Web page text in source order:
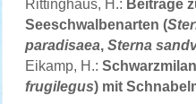
Rittinghaus, H.: Beiträge
Seeschwalbenarten (
paradisaea, Sterna
Eikamp, H.:
frugilegus) mit